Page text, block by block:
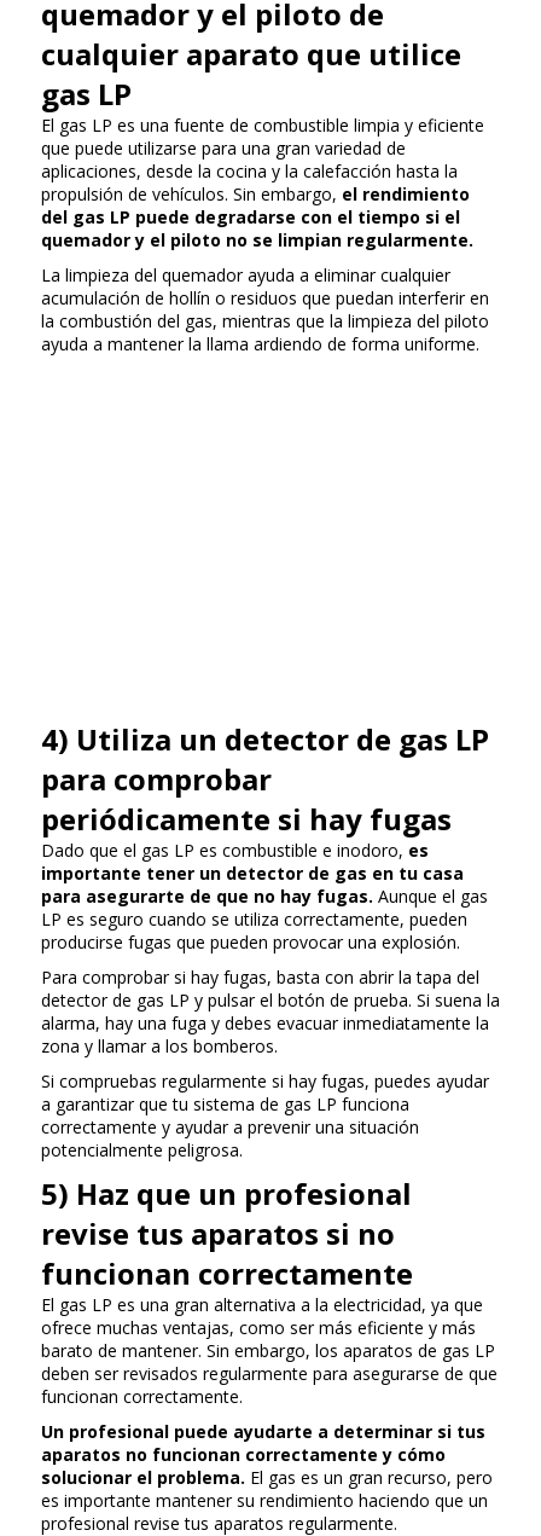
quemador y el piloto de
cualquier aparato que utilice
gas LP
El gas LP es una fuente de combustible limpia y eficiente
que puede utilizarse para una gran variedad de
aplicaciones, desde la cocina y la calefacción hasta la
propulsión de vehículos. Sin embargo, el rendimiento
del gas LP puede degradarse con el tiempo si el
quemador y el piloto no se limpian regularmente.
La limpieza del quemador ayuda a eliminar cualquier
acumulación de hollín o residuos que puedan interferir en
la combustión del gas, mientras que la limpieza del piloto
ayuda a mantener la llama ardiendo de forma uniforme.
4) Utiliza un detector de gas LP
para comprobar
periódicamente si hay fugas
Dado que el gas LP es combustible e inodoro, es
importante tener un detector de gas en tu casa
para asegurarte de que no hay fugas. Aunque el gas
LP es seguro cuando se utiliza correctamente, pueden
producirse fugas que pueden provocar una explosión.
Para comprobar si hay fugas, basta con abrir la tapa del
detector de gas LP y pulsar el botón de prueba. Si suena la
alarma, hay una fuga y debes evacuar inmediatamente la
zona y llamar a los bomberos.
Si compruebas regularmente si hay fugas, puedes ayudar
a garantizar que tu sistema de gas LP funciona
correctamente y ayudar a prevenir una situación
potencialmente peligrosa.
5) Haz que un profesional
revise tus aparatos si no
funcionan correctamente
El gas LP es una gran alternativa a la electricidad, ya que
ofrece muchas ventajas, como ser más eficiente y más
barato de mantener. Sin embargo, los aparatos de gas LP
deben ser revisados regularmente para asegurarse de que
funcionan correctamente.
Un profesional puede ayudarte a determinar si tus
aparatos no funcionan correctamente y cómo
solucionar el problema. El gas es un gran recurso, pero
es importante mantener su rendimiento haciendo que un
profesional revise tus aparatos regularmente.